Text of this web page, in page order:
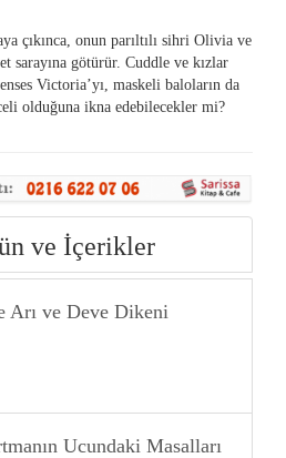
çıkınca, onun parıltılı sihri Olivia ve
sarayına götürür. Cuddle ve kızlar
Victoria’yı, maskeli baloların da
olduğuna ikna edebilecekler mi?
ve İçerikler
Arı ve Deve Dikeni
Ucundaki Masalları